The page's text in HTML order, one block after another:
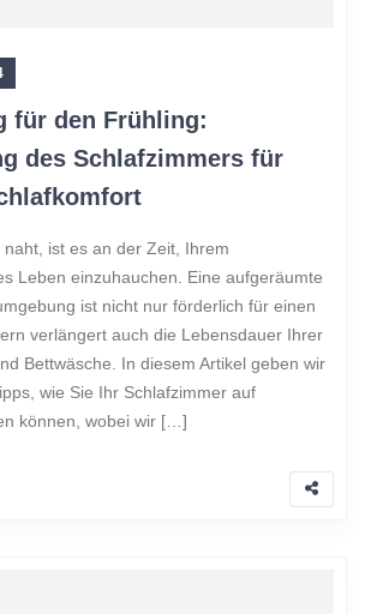
für den Frühling:
des Schlafzimmers für
ist es an der Zeit, Ihrem
Leben einzuhauchen. Eine aufgeräumte
ist nicht nur förderlich für einen
verlängert auch die Lebensdauer Ihrer
Bettwäsche. In diesem Artikel geben wir
wie Sie Ihr Schlafzimmer auf
können, wobei wir […]